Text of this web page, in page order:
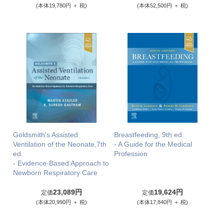
(本体19,780円 ＋ 税) (本体52,500円 ＋ 税)
Goldsmith's Assisted
Ventilation of the Neonate,7th
ed.
- Evidence-Based Approach to
Newborn Respiratory Care
定価23,089円
(本体20,990円 ＋ 税)
Breastfeeding, 9th ed.
- A Guide for the Medical
Profession
定価19,624円
(本体17,840円 ＋ 税)